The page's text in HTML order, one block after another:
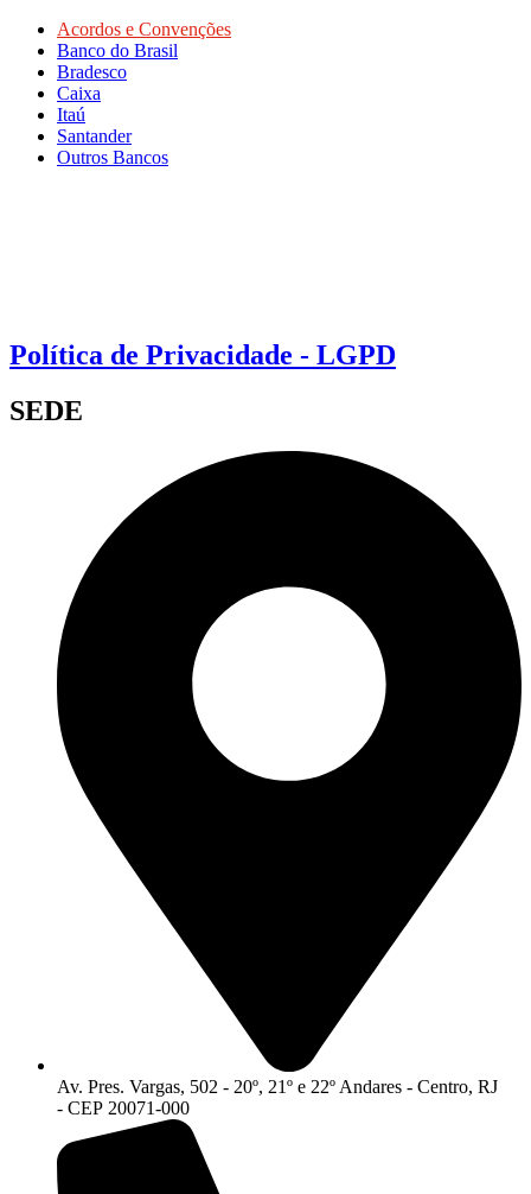
Acordos e Convenções
Banco do Brasil
Bradesco
Caixa
Itaú
Santander
Outros Bancos
Política de Privacidade - LGPD
SEDE
Av. Pres. Vargas, 502 - 20º, 21º e 22º Andares - Centro, RJ
- CEP 20071-000